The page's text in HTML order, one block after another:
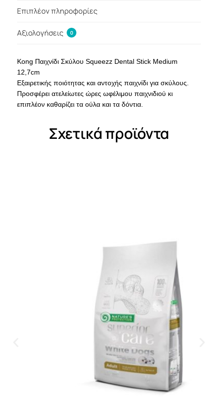
Επιπλέον πληροφορίες
Αξιολογήσεις 0
Kong Παιχνίδι Σκύλου Squeezz Dental Stick Medium
12,7cm
Εξαιρετικής ποιότητας και αντοχής παιχνίδι για σκύλους.
Προσφέρει ατελείωτες ώρες ωφέλιμου παιχνιδιού κι
επιπλέον καθαρίζει τα ούλα και τα δόντια.
Σχετικά προϊόντα